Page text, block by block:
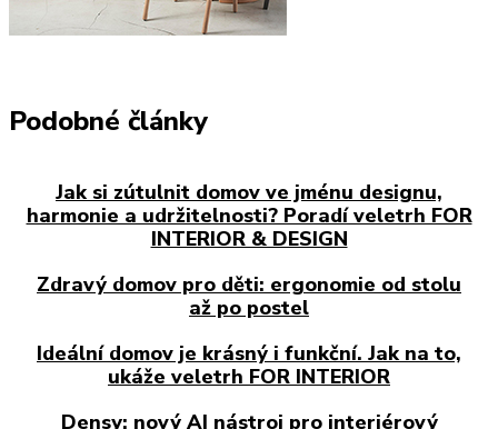
Podobné články
Jak si zútulnit domov ve jménu designu,
harmonie a udržitelnosti? Poradí veletrh FOR
INTERIOR & DESIGN
Zdravý domov pro děti: ergonomie od stolu
až po postel
Ideální domov je krásný i funkční. Jak na to,
ukáže veletrh FOR INTERIOR
Densy: nový AI nástroj pro interiérový